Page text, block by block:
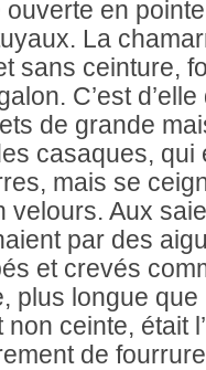
ouverte en
La
sans ceinture,
C’est
de grande
casaques, qui
mais se
velours. Aux
par des
et crevés
plus longue
non ceinte, était
de